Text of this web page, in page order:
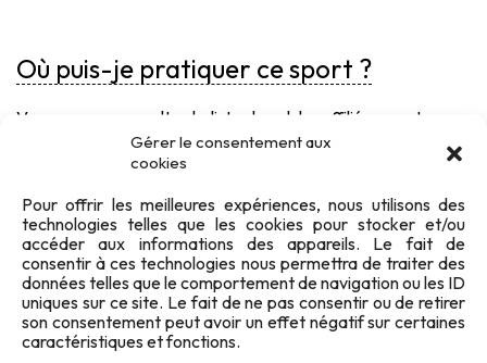
Gérer le consentement aux
cookies
Pour offrir les meilleures expériences, nous utilisons des
technologies telles que les cookies pour stocker et/ou
accéder aux informations des appareils. Le fait de
consentir à ces technologies nous permettra de traiter des
données telles que le comportement de navigation ou les ID
uniques sur ce site. Le fait de ne pas consentir ou de retirer
son consentement peut avoir un effet négatif sur certaines
caractéristiques et fonctions.
Où puis-je pratiquer ce sport ?
Vous pouvez consulter la liste des clubs affiliés
pour trouver
celui qui pratique cette activité.
Vous pouvez également consulter
notre carte interactive
Comment peut-on s’inscrire ?
Pour pratiquer le tir aux armes anciennes, il y a quelques
étapes à respecter.